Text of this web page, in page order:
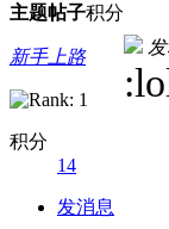
主题帖子积分
新手上路
积分
14
发消息